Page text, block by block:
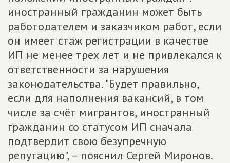
иностранный гражданин может быть
работодателем и заказчиком работ, если
он имеет стаж регистрации в качестве
ИП не менее трех лет и не привлекался к
ответственности за нарушения
законодательства. "Будет правильно,
если для наполнения вакансий, в том
числе за счёт мигрантов, иностранный
гражданин со статусом ИП сначала
подтвердит свою безупречную
репутацию", – пояснил Сергей Миронов.